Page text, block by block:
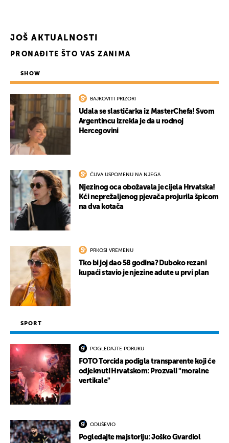
JOŠ AKTUALNOSTI
PRONAĐITE ŠTO VAS ZANIMA
SHOW
BAJKOVITI PRIZORI
Udala se slastičarka iz MasterChefa! Svom
Argentincu izrekla je da u rodnoj
Hercegovini
ČUVA USPOMENU NA NJEGA
Njezinog oca obožavala je cijela Hrvatska!
Kći neprežaljenog pjevača projurila špicom
na dva kotača
PRKOSI VREMENU
Tko bi joj dao 58 godina? Duboko rezani
kupaći stavio je njezine adute u prvi plan
SPORT
POGLEDAJTE PORUKU
FOTO Torcida podigla transparente koji će
odjeknuti Hrvatskom: Prozvali "moralne
vertikale"
ODUŠEVIO
Pogledajte majstoriju: Joško Gvardiol